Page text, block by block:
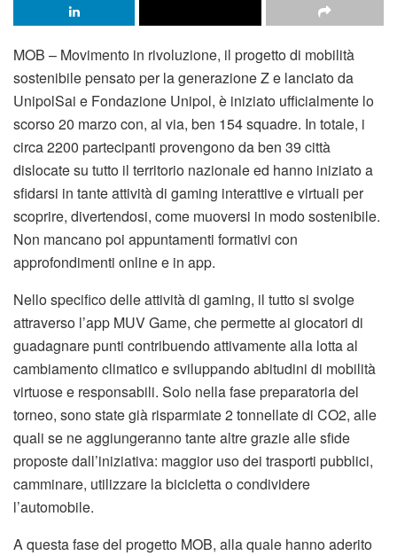
MOB – Movimento in rivoluzione, il progetto di mobilità
sostenibile pensato per la generazione Z e lanciato da
UnipolSai e Fondazione Unipol, è iniziato ufficialmente lo
scorso 20 marzo con, al via, ben 154 squadre. In totale, i
circa 2200 partecipanti provengono da ben 39 città
dislocate su tutto il territorio nazionale ed hanno iniziato a
sfidarsi in tante attività di gaming interattive e virtuali per
scoprire, divertendosi, come muoversi in modo sostenibile.
Non mancano poi appuntamenti formativi con
approfondimenti online e in app.
Nello specifico delle attività di gaming, il tutto si svolge
attraverso l’app MUV Game, che permette ai giocatori di
guadagnare punti contribuendo attivamente alla lotta al
cambiamento climatico e sviluppando abitudini di mobilità
virtuose e responsabili. Solo nella fase preparatoria del
torneo, sono state già risparmiate 2 tonnellate di CO2, alle
quali se ne aggiungeranno tante altre grazie alle sfide
proposte dall’iniziativa: maggior uso dei trasporti pubblici,
camminare, utilizzare la bicicletta o condividere
l’automobile.
A questa fase del progetto MOB, alla quale hanno aderito